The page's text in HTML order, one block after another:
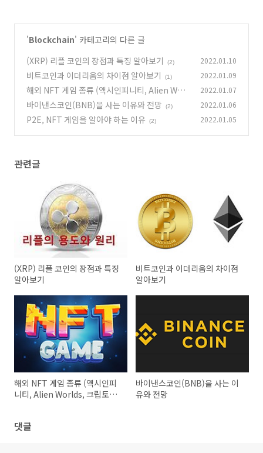
'Blockchain' 카테고리의 다른 글
(XRP) 리플 코인의 장점과 특징 알아보기
(2) 2022.01.10
비트코인과 이더리움의 차이점 알아보기 (1) 2022.01.09
해외 NFT 게임 종류 (액시인피니티, Alien Worl
ds, 크립토마인즈, Splinterlands, Farmers W
orld)
(2)
2022.01.07
바이낸스코인(BNB)을 사는 이유와 전망 (2) 2022.01.06
P2E, NFT 게임을 알아야 하는 이유 (2) 2022.01.05
관련글
(XRP) 리플 코인의 장점과 특징
알아보기
비트코인과 이더리움의 차이점
알아보기
해외 NFT 게임 종류 (액시인피
니티, Alien Worlds, 크립토마
바이낸스코인(BNB)을 사는 이
유와 전망
댓글